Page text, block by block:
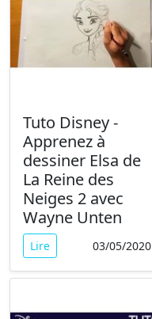
Tuto Disney -
Apprenez à
dessiner Elsa de
La Reine des
Neiges 2 avec
Wayne Unten
Lire 03/05/2020